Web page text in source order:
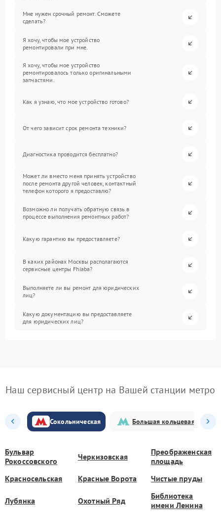
Мне нужен срочный ремонт. Сможете
сделать?
Я хочу, чтобы мое устройство
ремонтировали при мне.
Я хочу, чтобы мое устройство
ремонтировалось только оригинальными
запчастями.
Как я узнаю, что мое устройство готово?
От чего зависит срок ремонта техники?
Диагностика проводится бесплатно?
Может ли вместо меня принять устройство
после ремонта другой человек, контактный
телефон которого я предоставлю?
Возможно ли получать обратную связь в
процессе выполнения ремонтных работ?
Какую гарантию вы предоставляете?
В каких районах Москвы располагаются
сервисные центры Fhiaba?
Выполняете ли вы ремонт для юридических
лиц?
Какую документацию вы предоставляете
для юридических лиц?
Наш сервисный центр на Вашей станции метро
Сокольническая Большая кольцевая
Бульвар
Рокоссовского
Черкизовская
Преображенская
площадь
Красносельская
Красные Ворота Чистые пруды
Лубянка Охотный Ряд
Библиотека
имени Ленина